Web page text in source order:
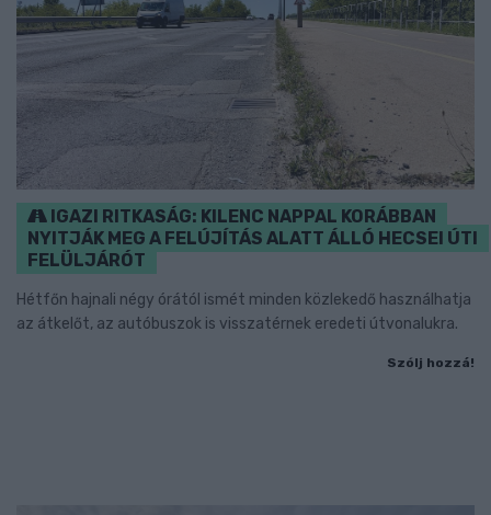
IGAZI RITKASÁG: KILENC NAPPAL KORÁBBAN
NYITJÁK MEG A FELÚJÍTÁS ALATT ÁLLÓ HECSEI ÚTI
FELÜLJÁRÓT
Hétfőn hajnali négy órától ismét minden közlekedő használhatja
az átkelőt, az autóbuszok is visszatérnek eredeti útvonalukra.
Szólj hozzá!